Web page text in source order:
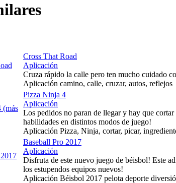
Cross That Road
Aplicación
Cruza rápido la calle pero ten mucho cuidado
Aplicación camino, calle, cruzar, autos, reflejos
Pizza Ninja 4
Aplicación
Los pedidos no paran de llegar y hay que
habilidades en distintos modos de juego!
Aplicación Pizza, Ninja, cortar, picar,
Baseball Pro 2017
Aplicación
Disfruta de este nuevo juego de béisbol! Este
los estupendos equipos nuevos!
Aplicación Béisbol 2017 pelota deporte